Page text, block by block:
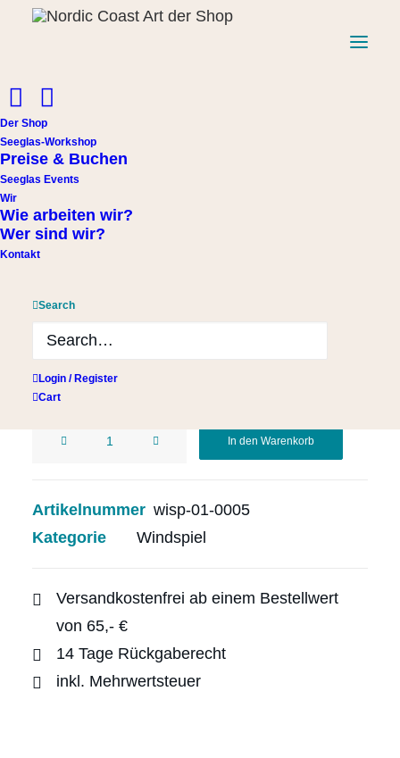
Der Shop
Seeglas-Workshop
Preise & Buchen
Seeglas Events
Wir
Wie arbeiten wir?
Wer sind wir?
Kontakt
Search
Login / Register
Cart
Start
Windspiel
1er Windspiel aus Treibholz und braunem, weißem und
1er Windspiel aus Treibholz
grünlichem Seeglas
22,00€
1 vorrätig
und
braunem,
grünlichem
Seeglas
In den Warenkorb
Artikelnummer wisp-01-0005
Kategorie
Windspiel
Versandkostenfrei ab einem Bestellwert
von 65,- €
14 Tage Rückgaberecht
inkl. Mehrwertsteuer